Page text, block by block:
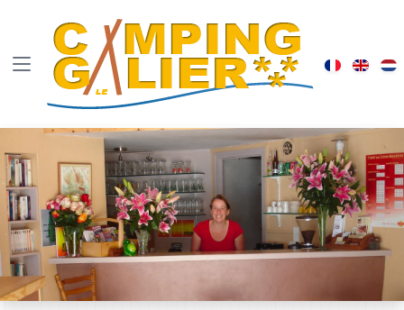
Visiter